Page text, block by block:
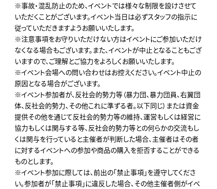
※事故・混乱防止のため、イベントでは様々な制限を設けさせて
いただくことがございます。イベント当日は必ずスタッフの指示に
従っていただきますようお願いいたします。
※注意事項をお守りいただけない方はイベントにご参加いただけ
なくなる場合もございます。また、イベントが中止となることもござ
いますので、ご理解とご協力をよろしくお願いいたします。
※イベント会場への問い合わせはお控えください。イベント中止の
原因となる場合がございます。
※イベント参加者が、反社会的勢力等（暴力団、暴力団員、右翼団
体、反社会的勢力、その他これに準ずる者。以下同じ）または資金
提供その他を通じて反社会的勢力等の維持、運営もしくは経営に
協力もしくは関与する等、反社会的勢力等との何らかの交流もし
くは関与を行っていると主催者が判断した場合、主催者はその者
に対するイベントへの参加や商品の購入を拒否することができる
ものとします。
※イベント参加に際しては、前出の「禁止事項」を遵守してくださ
い。参加者が「禁止事項」に違反した場合、その他主催者側がイベ